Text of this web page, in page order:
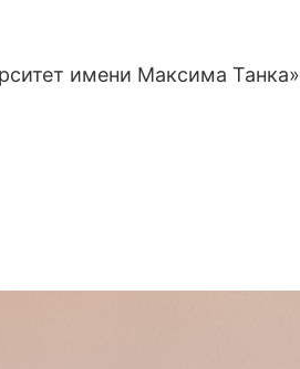
имени Максима Танка»